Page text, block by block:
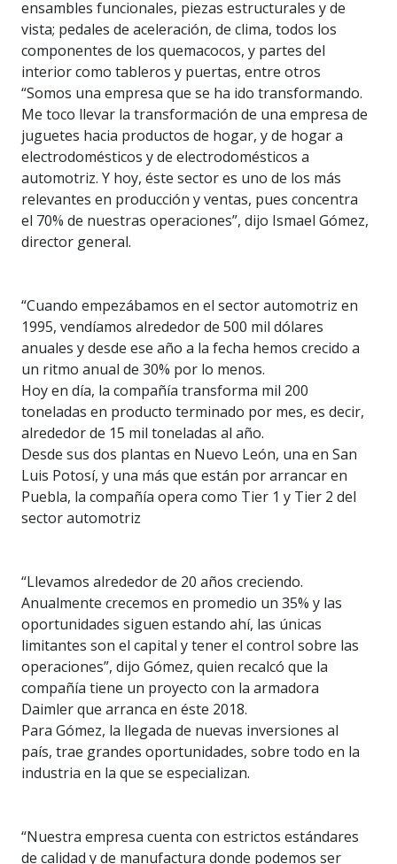
ensambles funcionales, piezas estructurales y de
vista; pedales de aceleración, de clima, todos los
componentes de los quemacocos, y partes del
interior como tableros y puertas, entre otros
“Somos una empresa que se ha ido transformando.
Me toco llevar la transformación de una empresa de
juguetes hacia productos de hogar, y de hogar a
electrodomésticos y de electrodomésticos a
automotriz. Y hoy, éste sector es uno de los más
relevantes en producción y ventas, pues concentra
el 70% de nuestras operaciones”, dijo Ismael Gómez,
director general.
“Cuando empezábamos en el sector automotriz en
1995, vendíamos alrededor de 500 mil dólares
anuales y desde ese año a la fecha hemos crecido a
un ritmo anual de 30% por lo menos.
Hoy en día, la compañía transforma mil 200
toneladas en producto terminado por mes, es decir,
alrededor de 15 mil toneladas al año.
Desde sus dos plantas en Nuevo León, una en San
Luis Potosí, y una más que están por arrancar en
Puebla, la compañía opera como Tier 1 y Tier 2 del
sector automotriz
“Llevamos alrededor de 20 años creciendo.
Anualmente crecemos en promedio un 35% y las
oportunidades siguen estando ahí, las únicas
limitantes son el capital y tener el control sobre las
operaciones”, dijo Gómez, quien recalcó que la
compañía tiene un proyecto con la armadora
Daimler que arranca en éste 2018.
Para Gómez, la llegada de nuevas inversiones al
país, trae grandes oportunidades, sobre todo en la
industria en la que se especializan.
“Nuestra empresa cuenta con estrictos estándares
de calidad y de manufactura donde podemos ser